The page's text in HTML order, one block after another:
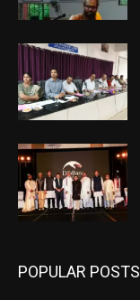
POPULAR POSTS